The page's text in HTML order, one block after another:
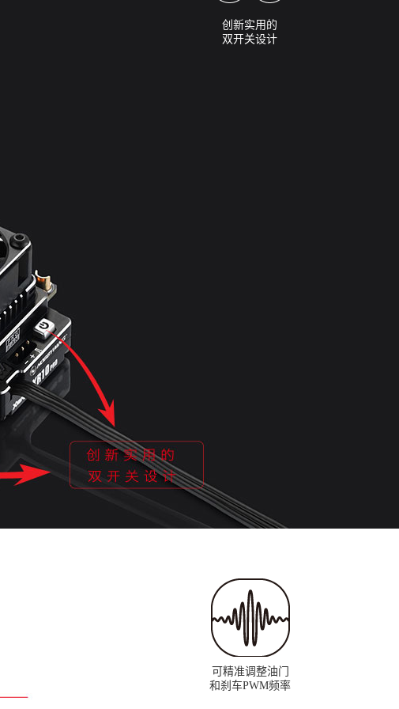
创新实用的
双开关设计
可精准调整油门
和刹车PWM频率